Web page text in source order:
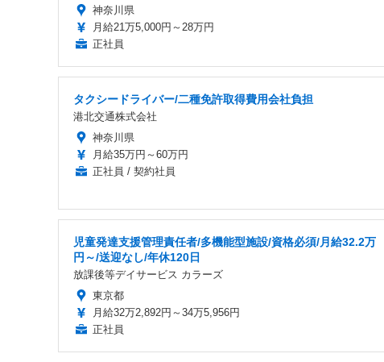
神奈川県
月給21万5,000円～28万円
正社員
タクシードライバー/二種免許取得費用会社負担
港北交通株式会社
神奈川県
月給35万円～60万円
正社員 / 契約社員
児童発達支援管理責任者/多機能型施設/資格必須/月給32.2万
円～/送迎なし/年休120日
放課後等デイサービス カラーズ
東京都
月給32万2,892円～34万5,956円
正社員